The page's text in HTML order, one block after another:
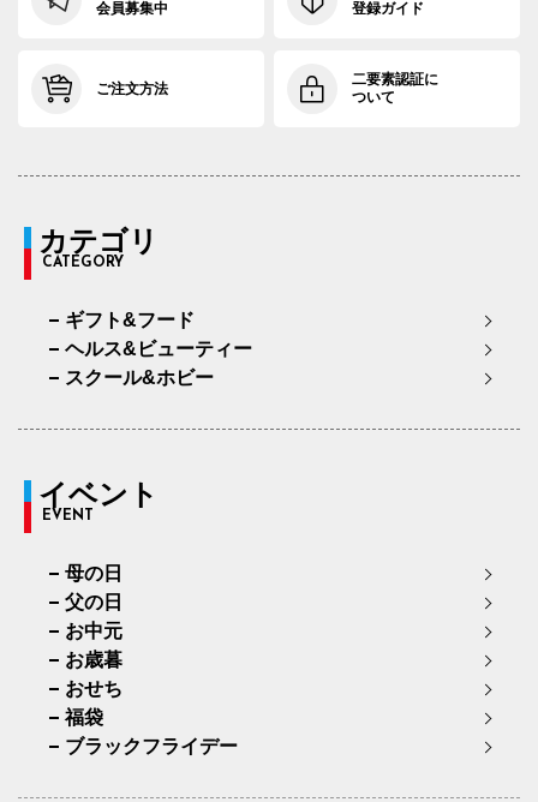
会員募集中
登録ガイド
ご注文方法
二要素認証に
ついて
カテゴリ
CATEGORY
ギフト&フード
ヘルス&ビューティー
スクール&ホビー
イベント
EVENT
母の日
父の日
お中元
お歳暮
おせち
福袋
ブラックフライデー